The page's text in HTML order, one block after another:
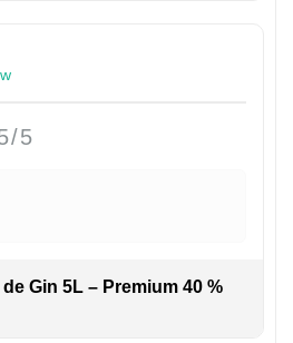
5
Gin 5L – Premium 40 %